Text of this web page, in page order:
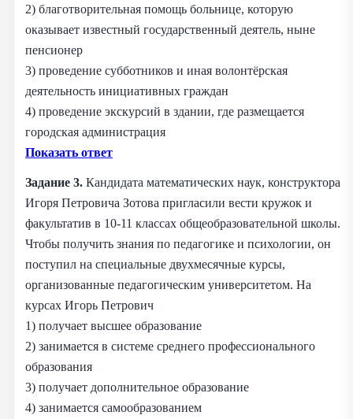
2) благотворительная помощь больнице, которую
оказывает известный государственный деятель, ныне
пенсионер
3) проведение субботников и иная волонтёрская
деятельность инициативных граждан
4) проведение экскурсий в здании, где размещается
городская администрация
Показать ответ
Задание 3. Кандидата математических наук, конструктора
Игоря Петровича Зотова пригласили вести кружок и
факультатив в 10-11 классах общеобразовательной школы.
Чтобы получить знания по педагогике и психологии, он
поступил на специальные двухмесячные курсы,
организованные педагогическим университетом. На
курсах Игорь Петрович
1) получает высшее образование
2) занимается в системе среднего профессионального
образования
3) получает дополнительное образование
4) занимается самообразованием